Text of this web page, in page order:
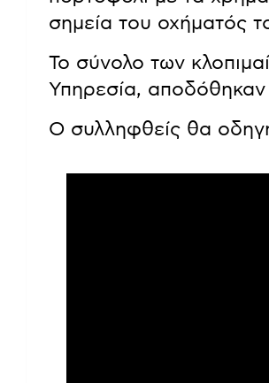
σημεία του οχήματός
Το σύνολο των
Υπηρεσία, αποδόθηκαν
Ο συλληφθείς θα